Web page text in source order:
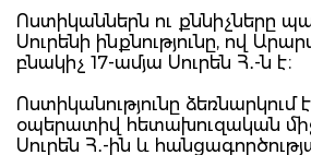
Ոստիկաններն ու քննիչները
Սուրենի ինքնությունը, ով
բնակիչ 17-ամյա Սուրեն Հ․-ն է։
Ոստիկանությունը
օպերատիվ հետախուզական
Սուրեն Հ․-ին և